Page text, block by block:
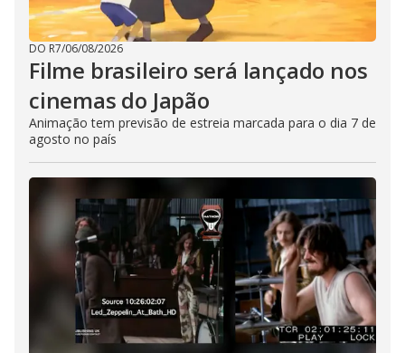
DO R7/06/08/2026
Filme brasileiro será lançado nos
cinemas do Japão
Animação tem previsão de estreia marcada para o dia 7 de
agosto no país